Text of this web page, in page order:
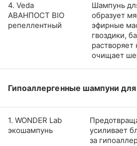
4. Veda
АВАНПОСТ BIO
репеллентный
Шампунь
образует
эфирные
гвоздики,
очищает
Гипоаллергенные шампуни
1. WONDER Lab
экошампунь
усиливает
за